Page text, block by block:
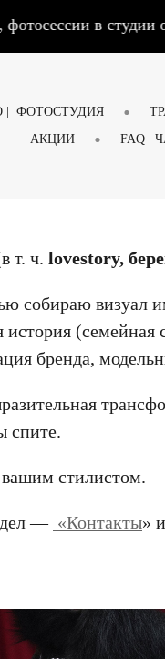
| ФОТОСТУДИЯ
АКЦИИ
FAQ |
т. ч. lovestory,
собираю визуал
история
бренда,
спите.
стилистом.
— «Контакты»
в студии от 6